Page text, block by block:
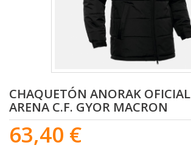
CHAQUETÓN ANORAK OFICIAL
ARENA C.F. GYOR MACRON
63,40 €